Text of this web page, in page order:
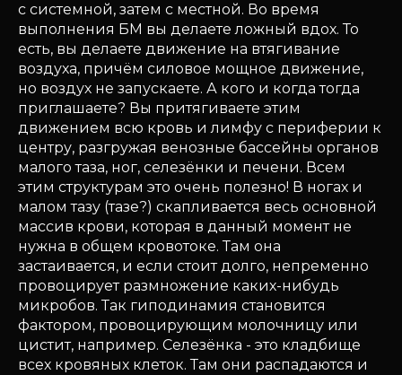
с системной, затем с местной. Во время
выполнения БМ вы делаете ложный вдох. То
есть, вы делаете движение на втягивание
воздуха, причём силовое мощное движение,
но воздух не запускаете. А кого и когда тогда
приглашаете? Вы притягиваете этим
движением всю кровь и лимфу с периферии к
центру, разгружая венозные бассейны органов
малого таза, ног, селезёнки и печени. Всем
этим структурам это очень полезно! В ногах и
малом тазу (тазе?) скапливается весь основной
массив крови, которая в данный момент не
нужна в общем кровотоке. Там она
застаивается, и если стоит долго, непременно
провоцирует размножение каких-нибудь
микробов. Так гиподинамия становится
фактором, провоцирующим молочницу или
цистит, например. Селезёнка - это кладбище
всех кровяных клеток. Там они распадаются и